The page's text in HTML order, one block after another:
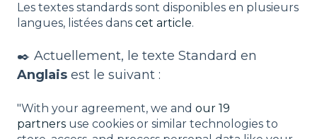
Les textes standards sont disponibles en plusieurs
langues, listées dans cet article.
✒️ Actuellement, le texte Standard en
Anglais est le suivant :
"With your agreement, we and our 19
partners use cookies or similar technologies to